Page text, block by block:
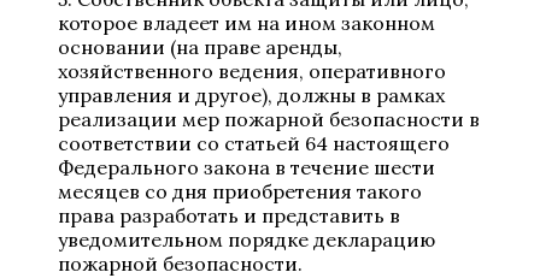
которое владеет им на ином законном
основании (на праве аренды,
хозяйственного ведения, оперативного
управления и другое), должны в рамках
реализации мер пожарной безопасности в
соответствии со статьей 64 настоящего
Федерального закона в течение шести
месяцев со дня приобретения такого
права разработать и представить в
уведомительном порядке декларацию
пожарной безопасности.